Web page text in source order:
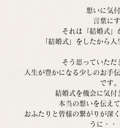
想いに気付
言葉に
それは「結婚式」
「結婚式」をしたから人
そう思っていただ
人生が豊かになる少しのお手
です。
結婚式を機会に気付
本当の想いを伝え
おふたりと皆様の繋がりが深
うに・・